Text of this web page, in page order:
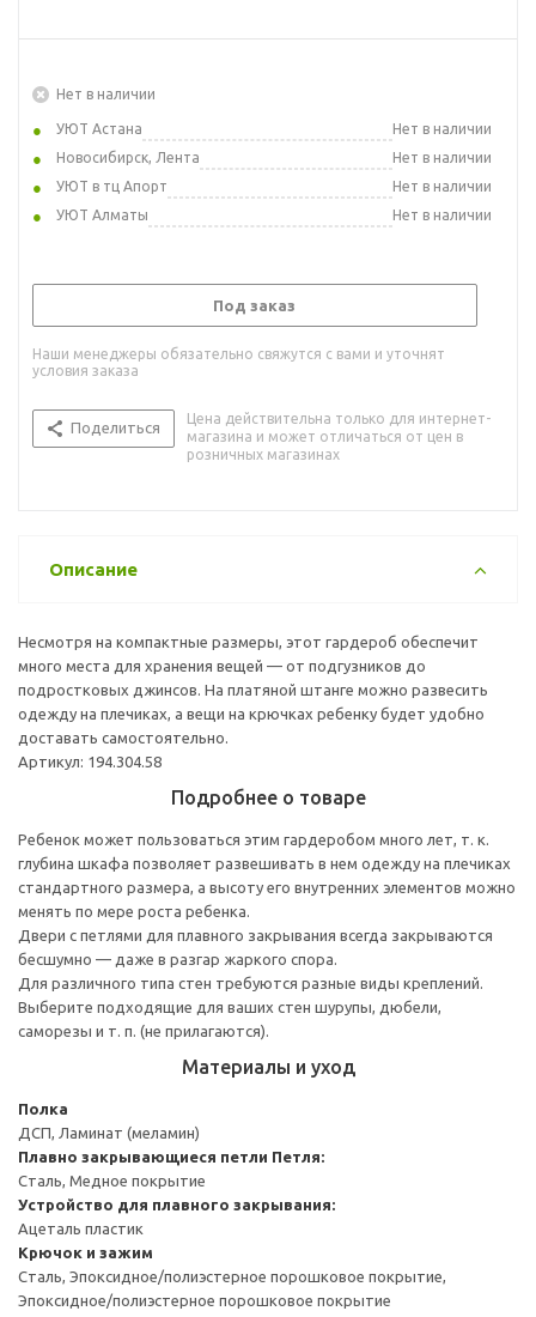
Нет в наличии
УЮТ Астана
Нет в наличии
Новосибирск, Лента
Нет в наличии
УЮТ в тц Апорт
Нет в наличии
УЮТ Алматы
Нет в наличии
Под заказ
Наши менеджеры обязательно свяжутся с вами и уточнят
условия заказа
Поделиться
Цена действительна только для интернет-
магазина и может отличаться от цен в
розничных магазинах
Описание
Несмотря на компактные размеры, этот гардероб обеспечит
много места для хранения вещей — от подгузников до
подростковых джинсов. На платяной штанге можно развесить
одежду на плечиках, а вещи на крючках ребенку будет удобно
доставать самостоятельно.
Артикул: 194.304.58
Подробнее о товаре
Ребенок может пользоваться этим гардеробом много лет, т. к.
глубина шкафа позволяет развешивать в нем одежду на плечиках
стандартного размера, а высоту его внутренних элементов можно
менять по мере роста ребенка.
Двери с петлями для плавного закрывания всегда закрываются
бесшумно — даже в разгар жаркого спора.
Для различного типа стен требуются разные виды креплений.
Выберите подходящие для ваших стен шурупы, дюбели,
саморезы и т. п. (не прилагаются).
Материалы и уход
Полка
ДСП, Ламинат (меламин)
Плавно закрывающиеся петли Петля:
Сталь, Медное покрытие
Устройство для плавного закрывания:
Ацеталь пластик
Крючок и зажим
Сталь, Эпоксидное/полиэстерное порошковое покрытие,
Эпоксидное/полиэстерное порошковое покрытие